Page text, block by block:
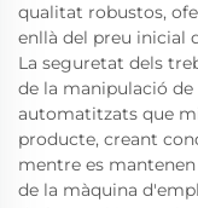
qualitat robustos,
enllà del preu inicial
La seguretat dels
de la manipulació
automatitzats que
producte, creant
mentre es
de la màquina